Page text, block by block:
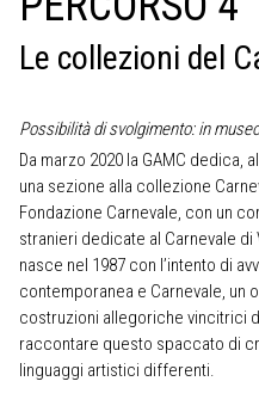
CONTATTI
SHOP
GLI AUTORI
LORENZO VIANI
MOSTRE
EVENTI
PALAZZO DELLE MUSE
Le collezioni del
Possibilità di svolgimento: in
Da marzo 2020 la GAMC dedica,
una sezione alla collezione
Fondazione Carnevale, con un
stranieri dedicate al Carnevale
nasce nel 1987 con l’intento di
contemporanea e Carnevale, un
costruzioni allegoriche vincitrici
raccontare questo spaccato di
linguaggi artistici differenti.